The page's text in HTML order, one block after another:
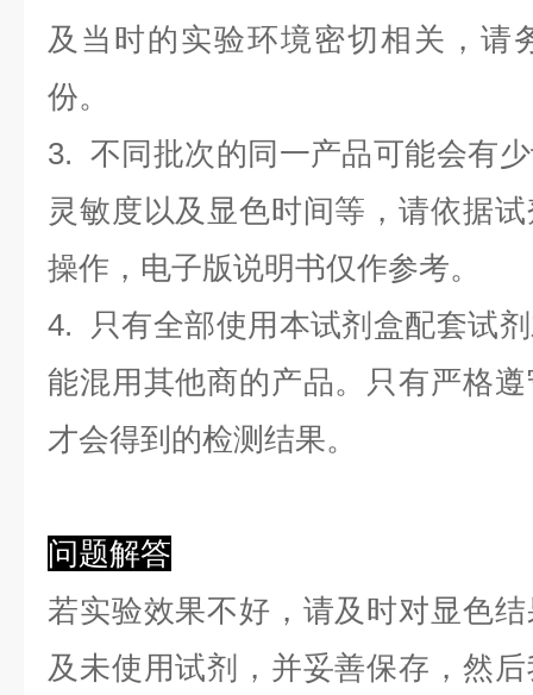
及当时的实验环境密切相关，请
份。
3. 不同批次的同一产品可能会有
灵敏度以及显色时间等，请依据
操作，电子版说明书仅作参考。
4. 只有全部使用本试剂盒配套试
能混用其他商的产品。只有严格
才会得到的检测结果。
问题解答
若实验效果不好，请及时对显色
及未使用试剂，并妥善保存，然